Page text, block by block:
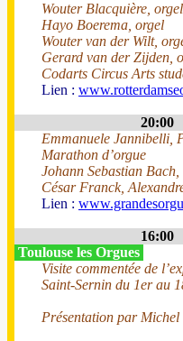
Wouter Blacquière, orgel
Hayo Boerema, orgel
Wouter van der Wilt,
Gerard van der Zijden,
Codarts Circus Arts
Lien :
20:00
Emmanuele Jannibelli,
Marathon d’orgue
Johann Sebastian
César Franck,
Lien :
16:00
Toulouse les Orgues
Visite commentée de
Saint-Sernin du 1er au
Présentation par